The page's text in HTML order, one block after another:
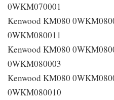
0WKM070001
Kenwood KM080
0WKM080011
Kenwood KM080
0WKM080003
Kenwood KM080
0WKM080010